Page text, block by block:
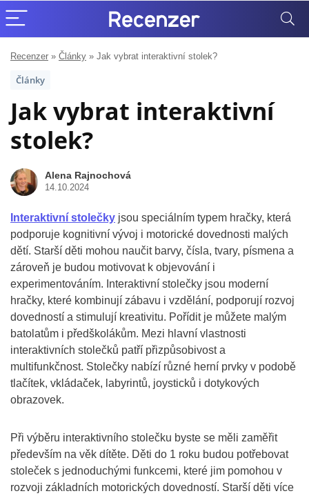
Recenzer » Články » Jak vybrat interaktivní stolek?
Články
Jak vybrat interaktivní
stolek?
Alena Rajnochová
14.10.2024
Interaktivní stolečky jsou speciálním typem hračky, která
podporuje kognitivní vývoj i motorické dovednosti malých
dětí. Starší děti mohou naučit barvy, čísla, tvary, písmena a
zároveň je budou motivovat k objevování i
experimentováním. Interaktivní stolečky jsou moderní
hračky, které kombinují zábavu i vzdělání, podporují rozvoj
dovedností a stimulují kreativitu. Pořídit je můžete malým
batolatům i předškolákům. Mezi hlavní vlastnosti
interaktivních stolečků patří přizpůsobivost a
multifunkčnost. Stolečky nabízí různé herní prvky v podobě
tlačítek, vkládaček, labyrintů, joysticků i dotykových
obrazovek.
Při výběru interaktivního stolečku byste se měli zaměřit
především na věk dítěte. Děti do 1 roku budou potřebovat
stoleček s jednoduchými funkcemi, které jim pomohou v
rozvoji základních motorických dovedností. Starší děti více